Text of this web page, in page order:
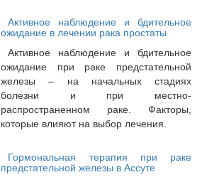
Активное наблюдение и бдительное
ожидание в лечении рака простаты
Активное наблюдение и бдительное
ожидание при раке предстательной
железы – на начальных стадиях
болезни и при местно-
распространенном раке. Факторы,
которые влияют на выбор лечения.
Гормональная терапия при раке
предстательной железы в Ассуте